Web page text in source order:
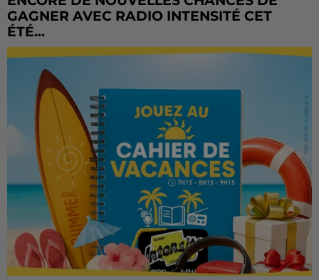
GAGNER AVEC RADIO INTENSITÉ CET
ÉTÉ...